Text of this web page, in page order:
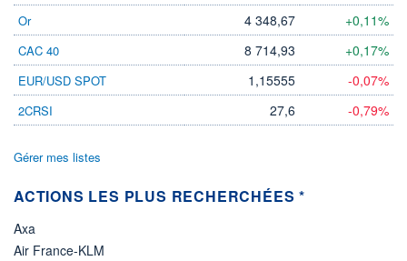
Or 4 348,67 +0,11%
CAC 40 8 714,93 +0,17%
EUR/USD SPOT 1,15555 -0,07%
2CRSI 27,6 -0,79%
Gérer mes listes
ACTIONS LES PLUS RECHERCHÉES *
Axa
Air France-KLM